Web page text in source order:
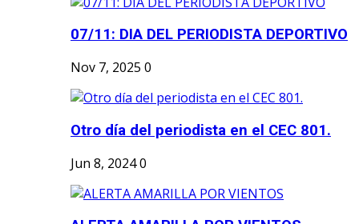
07/11: DIA DEL PERIODISTA DEPORTIVO
Nov 7, 2025 0
Otro día del periodista en el CEC 801.
Jun 8, 20240